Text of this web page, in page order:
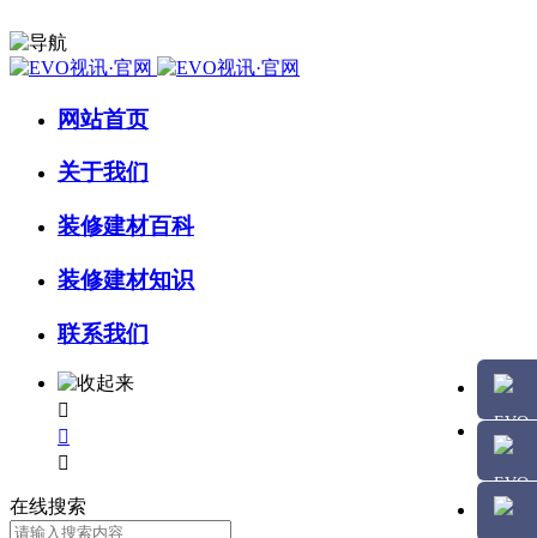
网站首页
关于我们
装修建材百科
装修建材知识
联系我们



在线搜索